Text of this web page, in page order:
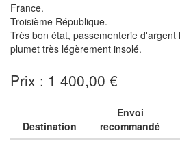
France.
Troisième République.
Très bon état, passementerie d'argent
plumet très légèrement insolé.
Prix : 1 400,00 €
Destination
Envoi
recommandé